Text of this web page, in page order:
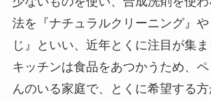
法を『ナチュラルクリーニング』や
じ』といい、近年とくに注目が集ま
キッチンは食品をあつかうため、
んのいる家庭で、とくに希望する